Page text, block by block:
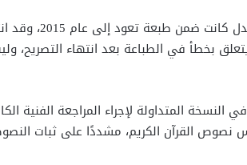
وأضاف المصدر أن النسخة
يتعلق بخطأ في الطباعة بعد انتهاء
المتداولة لإجراء المراجعة الفنية
نصوص القرآن الكريم، مشددًا على ثبات